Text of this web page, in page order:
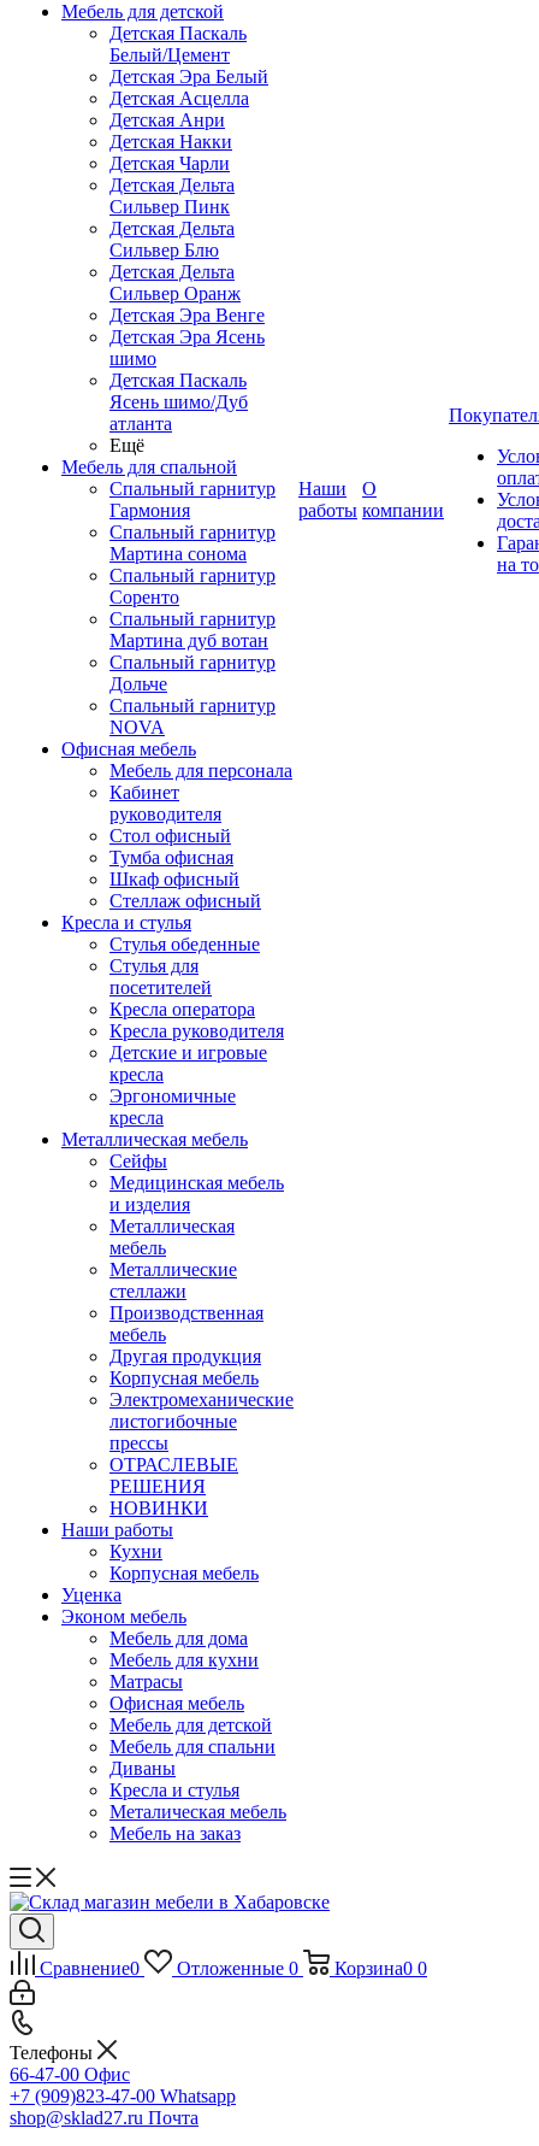
Мебель для детской
Детская Паскаль
Белый/Цемент
Детская Эра Белый
Детская Асцелла
Детская Анри
Детская Накки
Детская Чарли
Детская Дельта
Сильвер Пинк
Детская Дельта
Сильвер Блю
Детская Дельта
Сильвер Оранж
Детская Эра Венге
Детская Эра Ясень
шимо
Детская Паскаль
Ясень шимо/Дуб
атланта
Ещё
Мебель для спальной
Спальный гарнитур
Гармония
Спальный гарнитур
Мартина сонома
Спальный гарнитур
Соренто
Спальный гарнитур
Мартина дуб вотан
Спальный гарнитур
Дольче
Спальный гарнитур
NOVA
Офисная мебель
Мебель для персонала
Кабинет
руководителя
Стол офисный
Тумба офисная
Шкаф офисный
Стеллаж офисный
Кресла и стулья
Стулья обеденные
Стулья для
посетителей
Кресла оператора
Кресла руководителя
Детские и игровые
кресла
Эргономичные
кресла
Металлическая мебель
Сейфы
Медицинская мебель
и изделия
Металлическая
мебель
Металлические
стеллажи
Производственная
мебель
Другая продукция
Корпусная мебель
Электромеханические
листогибочные
прессы
ОТРАСЛЕВЫЕ
РЕШЕНИЯ
НОВИНКИ
Наши работы
Кухни
Корпусная мебель
Уценка
Эконом мебель
Мебель для дома
Мебель для кухни
Матрасы
Офисная мебель
Мебель для детской
Мебель для спальни
Диваны
Кресла и стулья
Металическая мебель
Мебель на заказ
Наши
работы
О
компании
на
Сравнение0 Отложенные 0 Корзина0 0
Телефоны
66-47-00 Офис
+7 (909)823-47-00 Whatsapp
shop@sklad27.ru Почта